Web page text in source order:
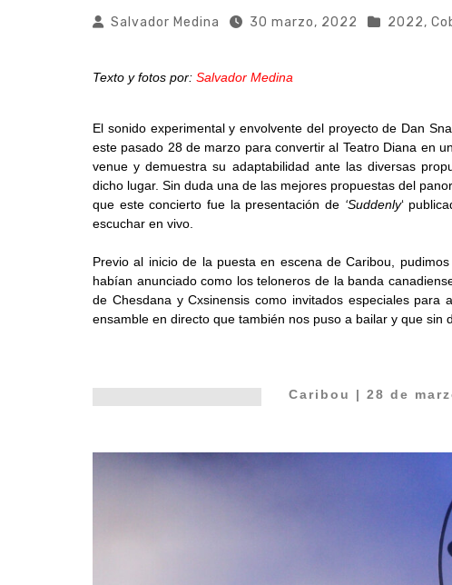
Salvador Medina 30 marzo, 2022 2022,
Texto y fotos por: Salvador Medina
El sonido experimental y envolvente del proyecto de Dan
este pasado 28 de marzo para convertir al Teatro Diana en
venue y demuestra su adaptabilidad ante las diversas
dicho lugar. Sin duda una de las mejores propuestas del
que este concierto fue la presentación de ‘Suddenly‘
escuchar en vivo.
Previo al inicio de la puesta en escena de Caribou,
habían anunciado como los teloneros de la banda
de Chesdana y Cxsinensis como invitados especiales
ensamble en directo que también nos puso a bailar y que sin
Caribou | 28 de